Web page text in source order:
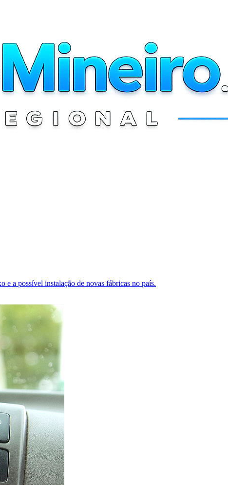
e a possível instalação de novas fábricas no país.